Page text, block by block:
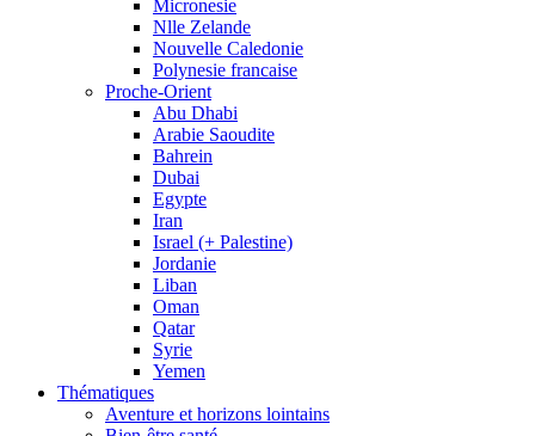
Micronesie
Nlle Zelande
Nouvelle Caledonie
Polynesie francaise
Proche-Orient
Abu Dhabi
Arabie Saoudite
Bahrein
Dubai
Egypte
Iran
Israel (+ Palestine)
Jordanie
Liban
Oman
Qatar
Syrie
Yemen
Thématiques
Aventure et horizons lointains